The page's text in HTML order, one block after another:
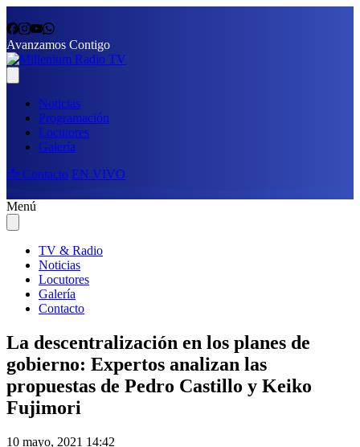
Avanzamos Contigo
Noticias
Programación
Locutores
Galería
📩 Contacto EN VIVO
Menú
TV & Radio
Noticias
Locutores
Galería
Contacto
La descentralización en los planes de
gobierno: Expertos analizan las
propuestas de Pedro Castillo y Keiko
Fujimori
10 mayo, 2021 14:42